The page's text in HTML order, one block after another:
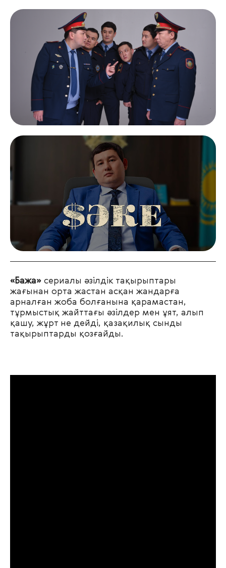
«Бажа» сериалы әзілдік тақырыптары
жағынан орта жастан асқан жандарға
арналған жоба болғанына қарамастан,
тұрмыстық жайттағы әзілдер мен ұят, алып
қашу, жұрт не дейді, қазақилық сынды
тақырыптарды қозғайды.